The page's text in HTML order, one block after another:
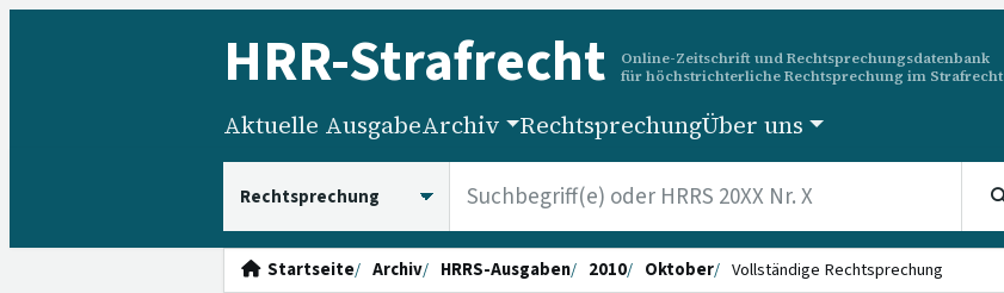
HRR-Strafrecht
Online-Zeitschrift und Rechtsprechungsdatenbank
für höchstrichterliche Rechtsprechung im Strafrecht
Aktuelle AusgabeArchiv RechtsprechungÜber uns
Startseite Archiv HRRS-Ausgaben 2010 Oktober Vollständige Rechtsprechung